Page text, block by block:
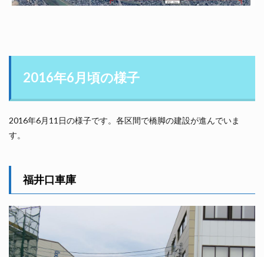
2016年6月頃の様子
2016年6月11日の様子です。各区間で橋脚の建設が進んでいま
す。
福井口車庫